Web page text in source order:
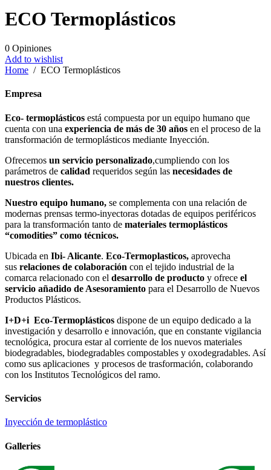
ECO Termoplásticos
0 Opiniones
Add to wishlist
Home / ECO Termoplásticos
Empresa
Eco- termoplásticos está compuesta por un equipo humano que
cuenta con una experiencia de más de 30 años en el proceso de la
transformación de termoplásticos mediante Inyección.
Ofrecemos un servicio personalizado,cumpliendo con los
parámetros de calidad requeridos según las necesidades de
nuestros clientes.
Nuestro equipo humano, se complementa con una relación de
modernas prensas termo-inyectoras dotadas de equipos periféricos
para la transformación tanto de materiales termoplásticos
“comodities” como técnicos.
Ubicada en Ibi- Alicante. Eco-Termoplasticos, aprovecha
sus relaciones de colaboración con el tejido industrial de la
comarca relacionado con el desarrollo de producto y ofrece el
servicio añadido de Asesoramiento para el Desarrollo de Nuevos
Productos Plásticos.
I+D+i Eco-Termoplásticos dispone de un equipo dedicado a la
investigación y desarrollo e innovación, que en constante vigilancia
tecnológica, procura estar al corriente de los nuevos materiales
biodegradables, biodegradables compostables y oxodegradables. Así
como sus aplicaciones y procesos de trasformación, colaborando
con los Institutos Tecnológicos del ramo.
Servicios
Inyección de termoplástico
Galleries